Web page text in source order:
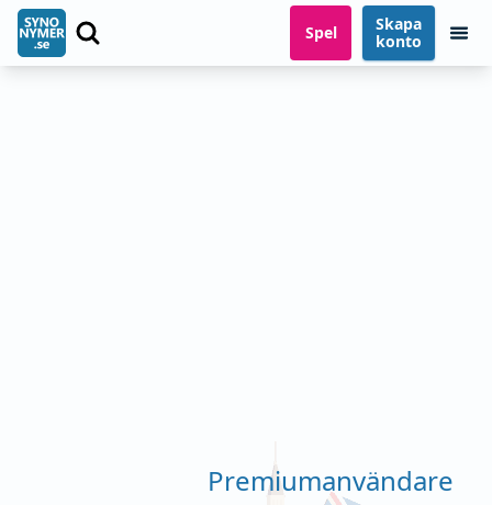
Spel
Skapa
konto
Premiumanvändare